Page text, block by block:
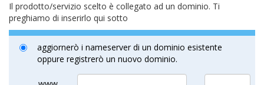
Il prodotto/servizio scelto è collegato ad un dominio. Ti
preghiamo di inserirlo qui sotto
aggiornerò i nameserver di un dominio esistente
oppure registrerò un nuovo dominio.